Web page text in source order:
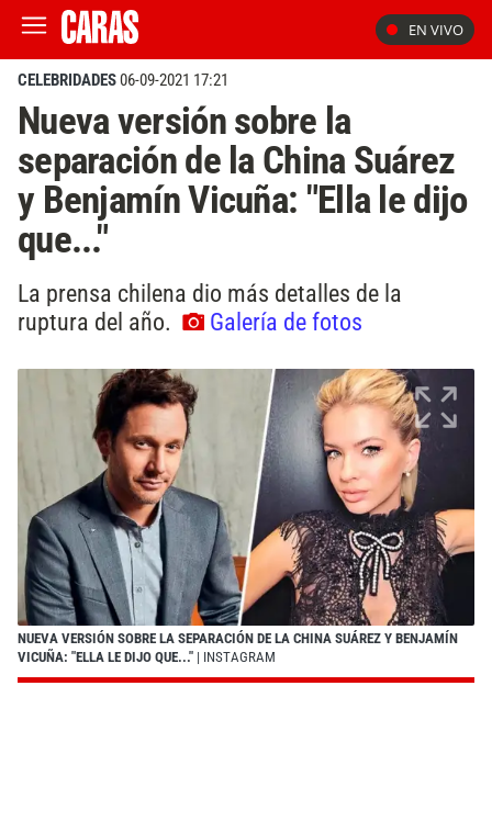
EN VIVO
CELEBRIDADES06-09-2021 17:21
Nueva versión sobre la
separación de la China Suárez
y Benjamín Vicuña: "Ella le dijo
que..."
La prensa chilena dio más detalles de la
ruptura del año.
Galería de fotos
NUEVA VERSIÓN SOBRE LA SEPARACIÓN DE LA CHINA SUÁREZ Y BENJAMÍN
VICUÑA: "ELLA LE DIJO QUE..." | INSTAGRAM